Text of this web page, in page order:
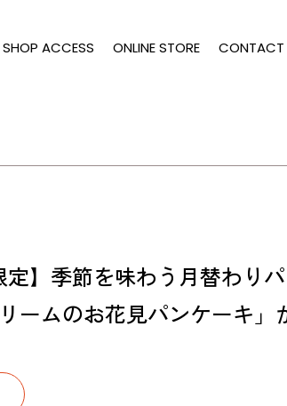
SHOP ACCESS ONLINE STORE CONTACT
定】季節を味わう月替わり
ームのお花見パンケーキ」